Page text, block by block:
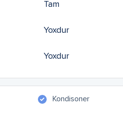
Tam
Yoxdur
Yoxdur
Kondisoner